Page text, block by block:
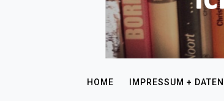
HOME IMPRESSUM +